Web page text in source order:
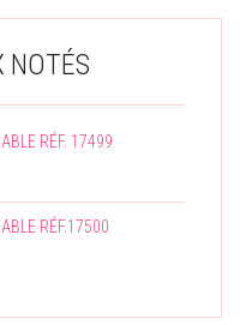
NOTÉS
RÉF. 17499
RÉF.17500